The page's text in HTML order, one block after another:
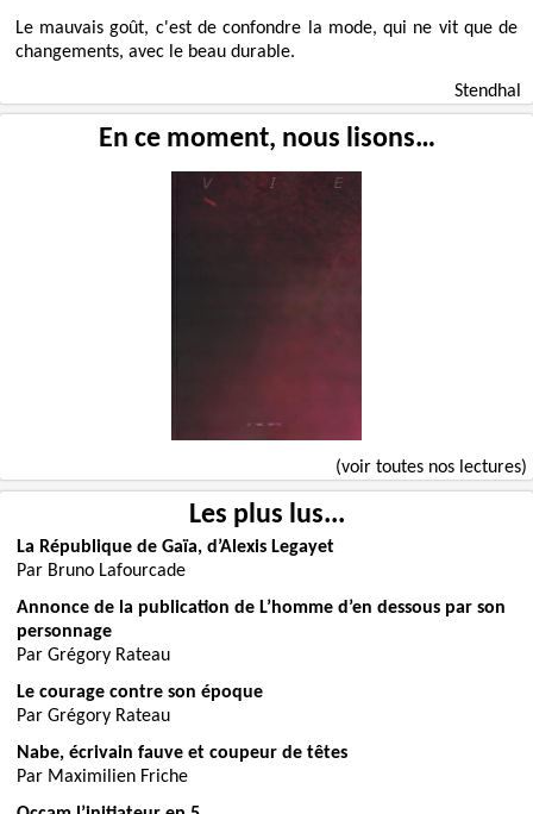
Le mauvais goût, c'est de confondre la mode, qui ne vit que de
changements, avec le beau durable.
Stendhal
En ce moment, nous lisons…
(voir toutes nos lectures)
Les plus lus...
La République de Gaïa, d’Alexis Legayet
Par Bruno Lafourcade
Annonce de la publication de L’homme d’en dessous par son
personnage
Par Grégory Rateau
Le courage contre son époque
Par Grégory Rateau
Nabe, écrivain fauve et coupeur de têtes
Par Maximilien Friche